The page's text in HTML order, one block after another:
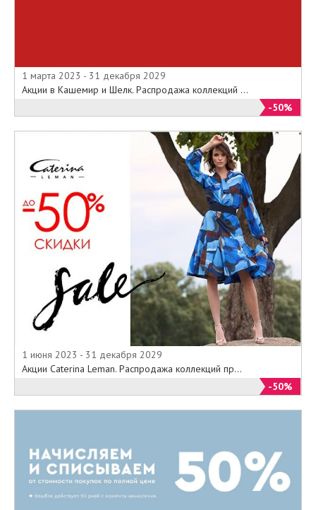
1 марта 2023 - 31 декабря 2029
Акции в Кашемир и Шелк. Распродажа коллекций ...
-50%
1 июня 2023 - 31 декабря 2029
Акции Caterina Leman. Распродажа коллекций пр...
-50%